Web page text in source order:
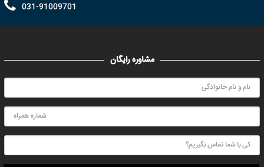
031-91009701
مشاوره رایگان